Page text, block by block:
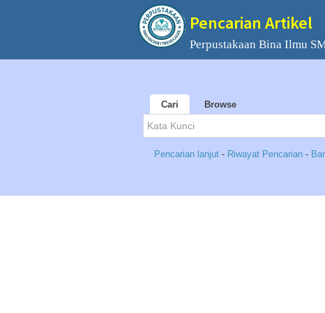
Pencarian Artikel
Perpustakaan Bina Ilmu
Cari Browse
Pencarian lanjut - Riwayat Pencarian -